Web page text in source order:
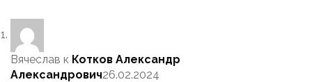
Вячеслав к Котков Александр
Александрович26.02.2024